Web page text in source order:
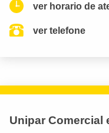
ver horario de
ver telefone
Unipar Comercial